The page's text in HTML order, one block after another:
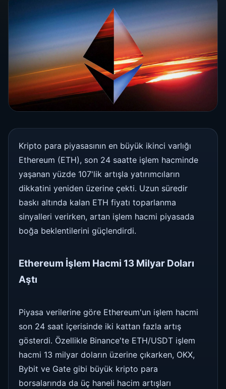
Kripto para piyasasının en büyük ikinci varlığı
Ethereum (ETH), son 24 saatte işlem hacminde
yaşanan yüzde 107'lik artışla yatırımcıların
dikkatini yeniden üzerine çekti. Uzun süredir
baskı altında kalan ETH fiyatı toparlanma
sinyalleri verirken, artan işlem hacmi piyasada
boğa beklentilerini güçlendirdi.
Ethereum İşlem Hacmi 13 Milyar Doları
Aştı
Piyasa verilerine göre Ethereum'un işlem hacmi
son 24 saat içerisinde iki kattan fazla artış
gösterdi. Özellikle Binance'te ETH/USDT işlem
hacmi 13 milyar doların üzerine çıkarken, OKX,
Bybit ve Gate gibi büyük kripto para
borsalarında da üç haneli hacim artışları